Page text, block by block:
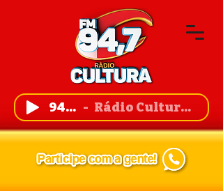
94,7 FM Rádio Cultura de Guanambi